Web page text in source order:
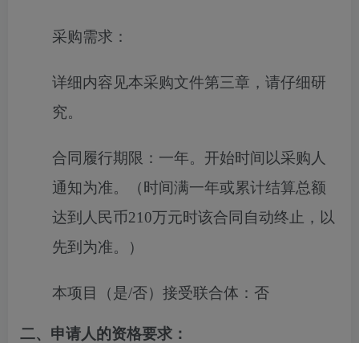
采购需求：
详细内容见本采购文件第三章，请仔细研
究。
合同履行期限： 一年。开始时间以采购人
通知为准。（时间满一年或累计结算总额
达到人民币210万元时该合同自动终止，以
先到为准。）
本项目（是/否）接受联合体： 否
二、申请人的资格要求：